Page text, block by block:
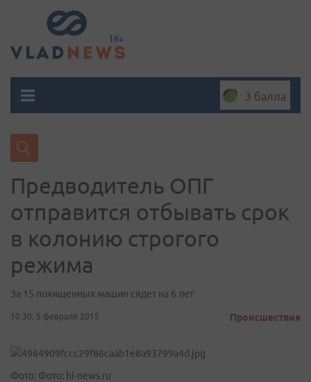
3 балла
Предводитель ОПГ
отправится отбывать срок
в колонию строгого
режима
За 15 похищенных машин сядет на 6 лет
10:30, 5 февраля 2015 Происшествия
Фото: Фото: hi-news.ru